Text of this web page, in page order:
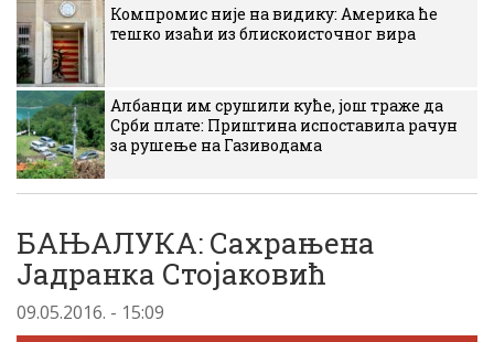
Компромис није на видику: Америка ће
тешко изаћи из блискоисточног вира
Албанци им срушили куће, још траже да
Срби плате: Приштина испоставила рачун
за рушење на Газиводама
БАЊАЛУКА: Сахрањена
Јадранка Стојаковић
09.05.2016. - 15:09